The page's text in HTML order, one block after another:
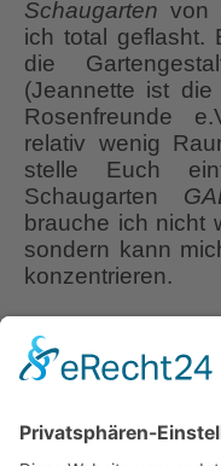
Schaugarten von
ich total geflasht.
die
(Jeannette ist
Rosenfreunde
relativ wenig
stelle Euch
Schaugarten
brauche ich nicht
sondern kann
konzentrieren.
und weil ich so